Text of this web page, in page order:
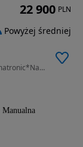
1598 cm3 • 120 KM • 1.6 120kM *Wielofunkcja*Klimatronic*Nawigacja*Panorama*Tempomat*Serwis
Manualna
22 900 PLN
Powyżej średniej